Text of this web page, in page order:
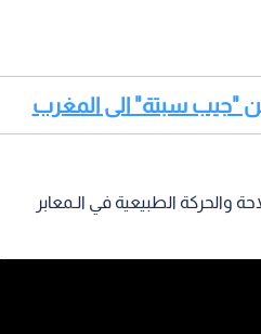
والحركة الطبيعية في الـمعابر